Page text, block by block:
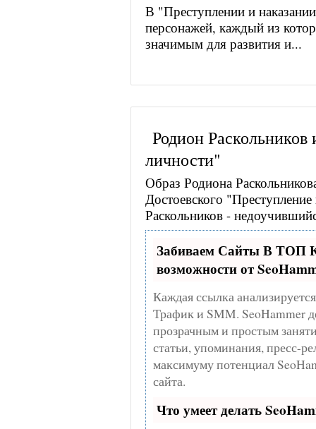
В "Преступлении и
персонажей, каждый из
значимым для развития и...
Родион Раскольников
личности"
Образ Родиона
Достоевского
Раскольников -
Забиваем Сайты В
возможности от
Каждая ссылка
Трафик и SMM. SeoHammer
прозрачным и простым
статьи, упоминания, пресс-
максимуму потенциал
сайта.
Что умеет делать